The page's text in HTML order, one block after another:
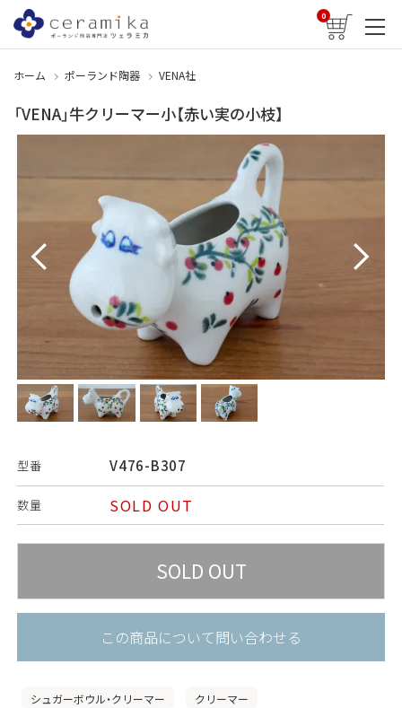
0
ホーム ポーランド陶器 VENA社
「VENA」牛クリーマー小【赤い実の小枝】
型番 V476-B307
数量 SOLD OUT
この商品について問い合わせる
シュガーボウル・クリーマー クリーマー